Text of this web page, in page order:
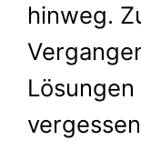
hinweg.